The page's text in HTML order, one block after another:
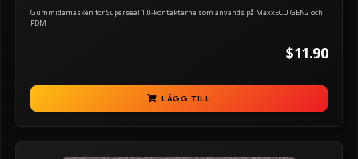
Gummidamasken för Superseal 1.0-kontakterna som används på MaxxECU GEN2 och
PDM
$11.90
LÄGG TILL